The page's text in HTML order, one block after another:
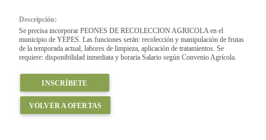
Descripción:
Se precisa incorporar PEONES DE RECOLECCION AGRICOLA en el
municipio de YEPES. Las funciones serán: recolección y manipulación de frutas
de la temporada actual, labores de limpieza, aplicación de tratamientos. Se
requiere: disponibilidad inmediata y horaria Salario según Convenio Agrícola.
INSCRÍBETE
VOLVER A OFERTAS